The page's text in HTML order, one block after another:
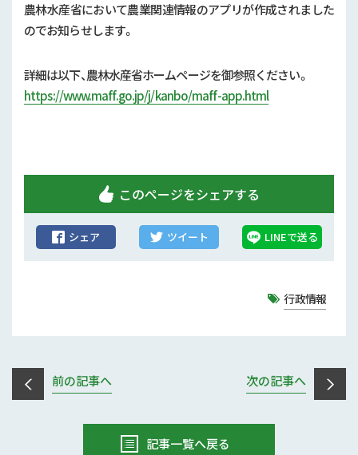
農林水産省において農業関連情報のアプリが作成されました
のでお知らせします。
詳細は以下、農林水産省ホームページを御参照ください。
https://www.maff.go.jp/j/kanbo/maff-app.html
このページをシェアする
シェア ツイート LINEで送る
行政情報
前の記事へ 次の記事へ
記事一覧へ戻る
技術と方法
現地情報
行政情報
試験研究
農業コンクール大会
農薬
2022年 (170)
2021年 (173)